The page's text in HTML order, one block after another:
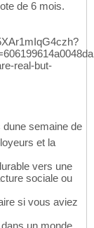
de 6 mois.
real-but-
semaine de
et la
vers une
sociale ou
si vous aviez